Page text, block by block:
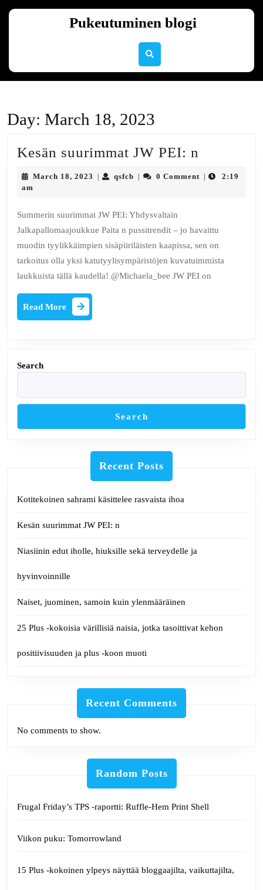
Pukeutuminen blogi
Day: March 18, 2023
Kesän suurimmat JW PEI: n
March 18, 2023 Marchqsfcb qsfcb 0 Comment
2:19
am
Summerin suurimmat JW PEI: Yhdysvaltain
Jalkapallomaajoukkue Paita n pussitrendit – jo havaittu
muodin tyylikkäimpien sisäpiiriläisten kaapissa, sen on
tarkoitus olla yksi katutyylisympäristöjen kuvatuimmista
laukkuista tällä kaudella! @Michaela_bee JW PEI on
Read More
More
Search
Search
Recent Posts
Kotitekoinen sahrami käsittelee rasvaista ihoa
Kesän suurimmat JW PEI: n
Niasiinin edut iholle, hiuksille sekä terveydelle ja
hyvinvoinnille
Naiset, juominen, samoin kuin ylenmääräinen
25 Plus -kokoisia värillisiä naisia, jotka tasoittivat kehon
positiivisuuden ja plus -koon muoti
Recent Comments
No comments to show.
Random Posts
Frugal Friday’s TPS -raportti: Ruffle-Hem Print Shell
Viikon puku: Tomorrowland
15 Plus -kokoinen ylpeys näyttää bloggaajilta, vaikuttajilta,